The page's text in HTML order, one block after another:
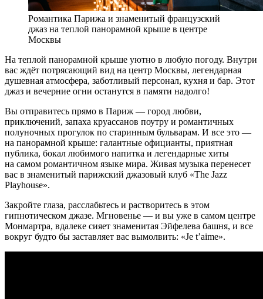
Романтика Парижа и знаменитый французский
джаз на теплой панорамной крыше в центре
Москвы
На теплой панорамной крыше уютно в любую погоду. Внутри
вас ждёт потрясающий вид на центр Москвы, легендарная
душевная атмосфера, заботливый персонал, кухня и бар. Этот
джаз и вечерние огни останутся в памяти надолго!
Вы отправитесь прямо в Париж — город любви,
приключений, запаха круассанов поутру и романтичных
полуночных прогулок по старинным бульварам. И все это —
на панорамной крыше: галантные официанты, приятная
публика, бокал любимого напитка и легендарные хиты
на самом романтичном языке мира. Живая музыка перенесет
вас в знаменитый парижский джазовый клуб «The Jazz
Playhouse».
Закройте глаза, расслабьтесь и растворитесь в этом
гипнотическом джазе. Мгновенье — и вы уже в самом центре
Монмартра, вдалеке сияет знаменитая Эйфелева башня, и все
вокруг будто бы заставляет вас вымолвить: «Je t’aime».